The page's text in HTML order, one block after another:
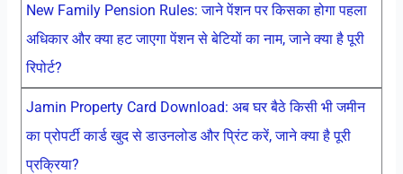
New Family Pension Rules: जाने पेंशन पर किसका होगा पहला
अधिकार और क्या हट जाएगा पेंशन से बेटियों का नाम, जाने क्या है पूरी
रिपोर्ट?
Jamin Property Card Download: अब घर बैठे किसी भी जमीन
का प्रोपर्टी कार्ड खुद से डाउनलोड और प्रिंट करें, जाने क्या है पूरी
प्रक्रिया?